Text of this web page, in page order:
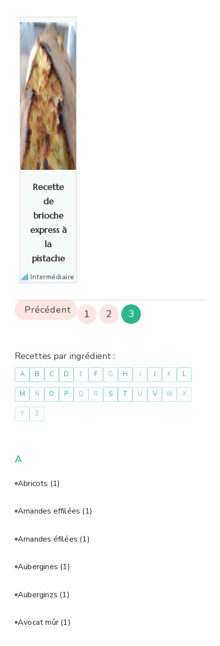
Recette
de
brioche
express à
la
pistache
Intermédiaire
Précédent 1 2 3
Recettes par ingrédient :
A B C D E F G H I J K L
M N O P Q R S T U V W X
Y Z
A
Abricots (1)
Amandes effilées (1)
Amandes éfilées (1)
Aubergines (1)
Auberginzs (1)
Avocat mûr(1)